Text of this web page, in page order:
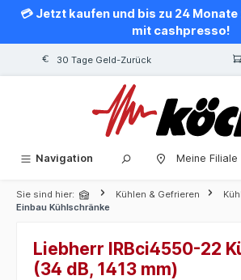
springen
💳 Jetzt kaufen und bis zu 24
mit cashpresso!
30 Tage Geld-Zurück
Navigation Meine Filiale
Sie sind hier: Kühlen & Gefrieren
Einbau Kühlschränke
Liebherr IRBci4550-22
(34 dB, 1413 mm)